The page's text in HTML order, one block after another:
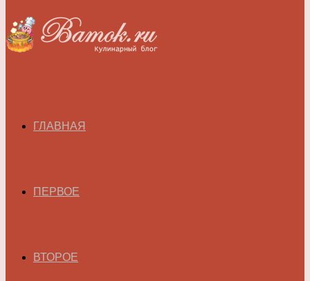
ГЛАВНАЯ
ПЕРВОЕ
ВТОРОЕ